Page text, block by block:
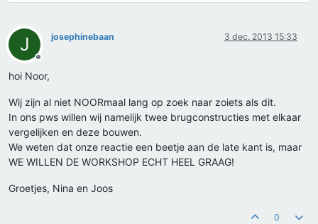
J
Offline
josephinebaan 3 dec. 2013 15:33
hoi Noor,
Wij zijn al niet NOORmaal lang op zoek naar zoiets als dit.
In ons pws willen wij namelijk twee brugconstructies met elkaar
vergelijken en deze bouwen.
We weten dat onze reactie een beetje aan de late kant is, maar
WE WILLEN DE WORKSHOP ECHT HEEL GRAAG!
Groetjes, Nina en Joos
0